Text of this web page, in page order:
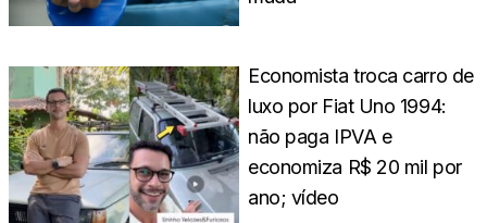
Economista troca carro de
luxo por Fiat Uno 1994:
não paga IPVA e
economiza R$ 20 mil por
ano; vídeo